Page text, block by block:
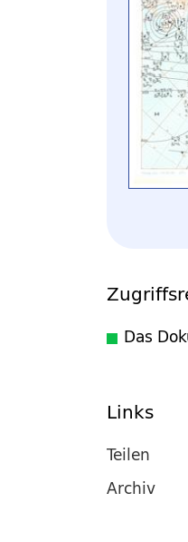
Das
Links
Teilen
Archiv